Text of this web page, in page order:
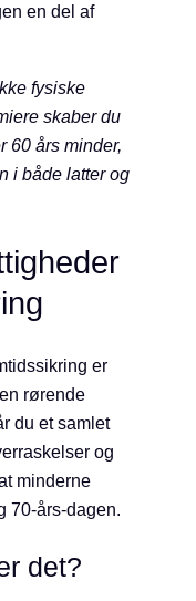
en del af
fysiske
skaber du
60 års minder,
i både latter og
er
rørende
du et samlet
og
minderne
70-års-dagen.
det?